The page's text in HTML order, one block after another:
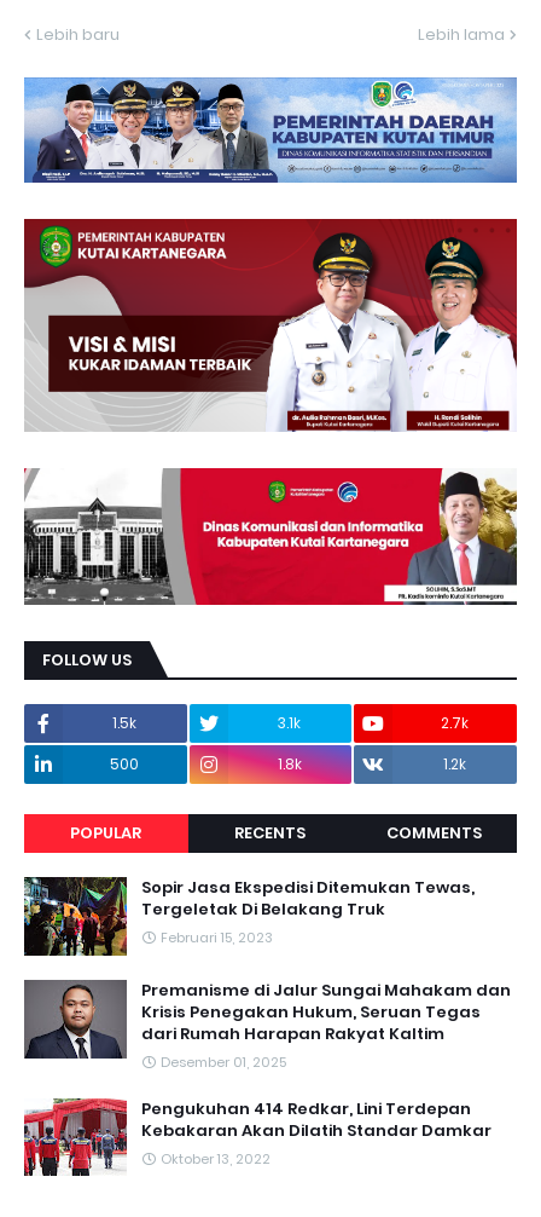
Lebih baru Lebih lama
FOLLOW US
1.5k 3.1k
2.7k
500
1.8k 1.2k
POPULAR RECENTS COMMENTS
Sopir Jasa Ekspedisi Ditemukan Tewas,
Tergeletak Di Belakang Truk
Februari 15, 2023
Premanisme di Jalur Sungai Mahakam dan
Krisis Penegakan Hukum, Seruan Tegas
dari Rumah Harapan Rakyat Kaltim
Desember 01, 2025
Pengukuhan 414 Redkar, Lini Terdepan
Kebakaran Akan Dilatih Standar Damkar
Oktober 13, 2022